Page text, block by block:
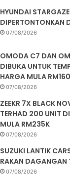
HYUNDAI
DIPERTONTONKAN
07/08/2026
OMODA C7 DAN
DIBUKA UNTUK
HARGA MULA
07/08/2026
ZEEKR 7X BLACK
TERHAD 200 UNIT
MULA RM235K
07/08/2026
SUZUKI LANTIK
RAKAN DAGANGAN
07/08/2026